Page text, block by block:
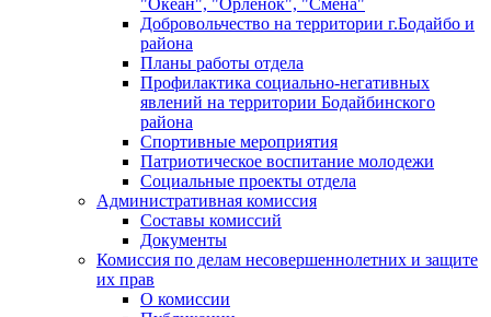
"Океан", "Орленок", "Смена"
Добровольчество на территории г.Бодайбо и
района
Планы работы отдела
Профилактика социально-негативных
явлений на территории Бодайбинского
района
Спортивные мероприятия
Патриотическое воспитание молодежи
Социальные проекты отдела
Административная комиссия
Составы комиссий
Документы
Комиссия по делам несовершеннолетних и защите
их прав
О комиссии